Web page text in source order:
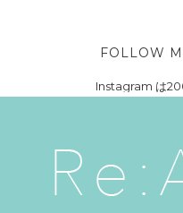
FOLLOW
Instagram は